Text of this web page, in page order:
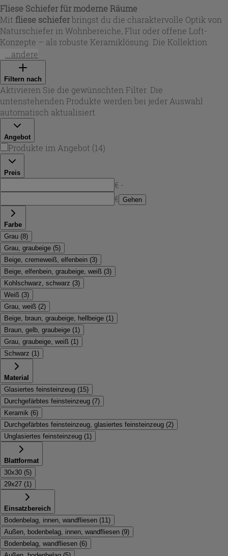
Fliese Schiefer für moderne Räume
Mit fliese schieferbringst du die charaktervolle Optik von
Naturschiefer in Wohnbereiche, Flur oder offene Loft-
Konzepte – als robuste Keramiklösung. Die Kollektion
umfasst Feinsteinzeug in Schieferoptik mit teils
rektifizierten Kanten für schmale Fugen und ruhige
Flächenwirkung. Farbwelten reichen von tiefem Schwarz
über kühles bis warmes Grau bis zu Cremeweiß, Sand und
Beige, ergänzt durch natürliche Maserungen und
Aderungen für eine authentische Steinwirkung.
...andere
Filtern nach
Aktivieren Sie die gewünschten Filter. Die
untenstehenden Produkte werden bei jeder Auswahl
automatisch aktualisiert.
Angebot
Produkte im Angebot (14)
Preis
€ -
€ Gehen
Farbe
Grau (8)
Grau, graubeige (5)
Beige, cremeweiß, elfenbein (3)
Beige, elfenbein, graubeige, weiß (3)
Kohlschwarz, schwarz (3)
Weiß (3)
Grau, weiß (2)
Beige, braun, graubeige, hellbeige (1 )
Braun, gelb, graubeige (1 )
Grau, graubeige, weiß (1 )
Schwarz (1 )
Material
Glasiertes feinsteinzeug (15)
Durchgefärbtes feinsteinzeug (7)
Keramik (6)
Durchgefärbtes feinsteinzeug, glasiertes feinsteinzeug (2)
Unglasiertes feinsteinzeug (1 )
Blattformat
30x30 (5)
29x27 (1 )
Einsatzbereich
Bodenbelag, innen, wandfliesen (11 )
Außen, bodenbelag, innen, wandfliesen (9)
Bodenbelag, wandfliesen (6)